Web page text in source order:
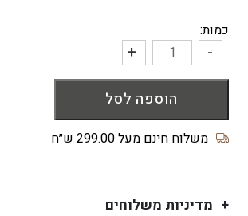
כמות:
כמות
של
סרוגה
לתינוק
-
+
הוספה לסל
משלוח חינם מעל 299.00 ש״ח
מדיניות משלוחים